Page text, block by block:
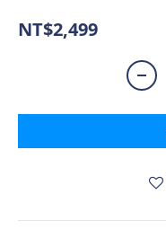
NT$2,499